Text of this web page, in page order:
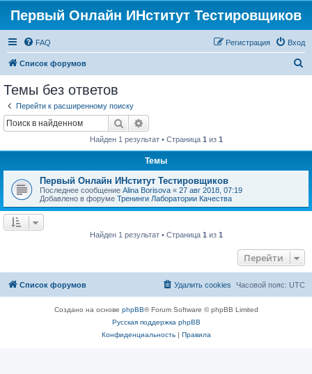
Первый Онлайн ИНститут Тестировщиков
FAQ Вход
Регистрация
Список форумов
Темы без ответов
Перейти к расширенному поиску
Поиск
Найден 1 результат • Страница 1 из 1
Темы
Первый Онлайн ИНститут Тестировщиков
Последнее сообщение Alina Borisova « 27 авг 2018, 07:19
Добавлено в форуме Тренинги Лаборатории Качества
Найден 1 результат • Страница 1 из 1
Перейти
Список форумов Часовой пояс: UTC
Удалить cookies
Создано на основе phpBB® Forum Software © phpBB Limited
Русская поддержка phpBB
Конфиденциальность| Правила